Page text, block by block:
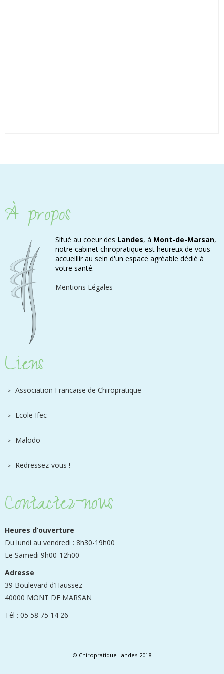
À propos
Situé au coeur des Landes, à Mont-de-Marsan,
notre cabinet chiropratique est heureux de vous
accueillir au sein d'un espace agréable dédié à
votre santé.
Mentions Légales
Liens
Association Francaise de Chiropratique
Ecole Ifec
Malodo
Redressez-vous !
Contactez-nous
Heures d’ouverture
Du lundi au vendredi : 8h30-19h00
Le Samedi 9h00-12h00
Adresse
39 Boulevard d’Haussez
40000 MONT DE MARSAN
Tél : 05 58 75 14 26
© Chiropratique Landes-2018